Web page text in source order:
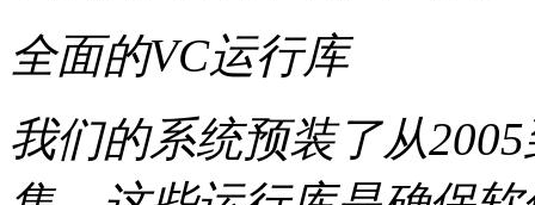
全面的VC运行库
我们的系统预装了从